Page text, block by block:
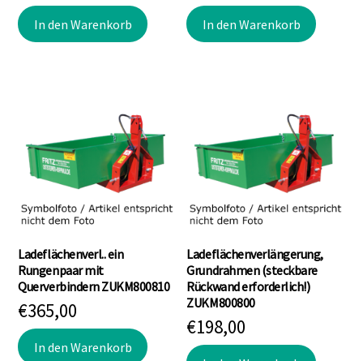
In den Warenkorb In den Warenkorb
Ladeflächenverl.. ein
Rungenpaar mit
Querverbindern ZUKM800810
€365,00
In den Warenkorb
Ladeflächenverlängerung,
Grundrahmen (steckbare
Rückwand erforderlich!)
ZUKM800800
€198,00